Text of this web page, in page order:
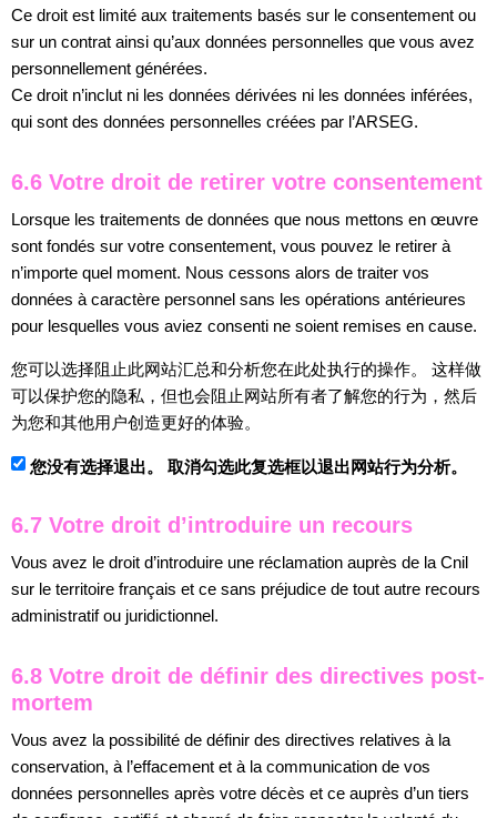
Ce droit est limité aux traitements basés sur le consentement ou
sur un contrat ainsi qu’aux données personnelles que vous avez
personnellement générées.
Ce droit n’inclut ni les données dérivées ni les données inférées,
qui sont des données personnelles créées par l’ARSEG.
6.6 Votre droit de retirer votre consentement
Lorsque les traitements de données que nous mettons en œuvre
sont fondés sur votre consentement, vous pouvez le retirer à
n’importe quel moment. Nous cessons alors de traiter vos
données à caractère personnel sans les opérations antérieures
pour lesquelles vous aviez consenti ne soient remises en cause.
您可以选择阻止此网站汇总和分析您在此处执行的操作。 这样做
可以保护您的隐私，但也会阻止网站所有者了解您的行为，然后
为您和其他用户创造更好的体验。
您没有选择退出。 取消勾选此复选框以退出网站行为分析。
6.7 Votre droit d’introduire un recours
Vous avez le droit d’introduire une réclamation auprès de la Cnil
sur le territoire français et ce sans préjudice de tout autre recours
administratif ou juridictionnel.
6.8 Votre droit de définir des directives post-
mortem
Vous avez la possibilité de définir des directives relatives à la
conservation, à l’effacement et à la communication de vos
données personnelles après votre décès et ce auprès d’un tiers